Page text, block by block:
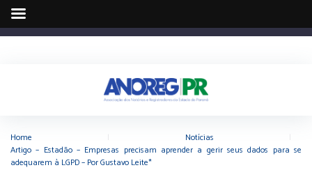
Home Notícias
Artigo – Estadão – Empresas precisam aprender a gerir seus dados para se
adequarem à LGPD – Por Gustavo Leite*